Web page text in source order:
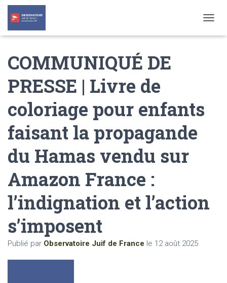
O
COMMUNIQUÉ DE
PRESSE | Livre de
coloriage pour enfants
faisant la propagande
du Hamas vendu sur
Amazon France :
l’indignation et l’action
s’imposent
Publié par Observatoire Juif de France le 12 août 2025